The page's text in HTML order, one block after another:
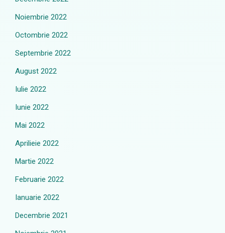
Noiembrie 2022
Octombrie 2022
Septembrie 2022
August 2022
Iulie 2022
Iunie 2022
Mai 2022
Aprilieie 2022
Martie 2022
Februarie 2022
Ianuarie 2022
Decembrie 2021